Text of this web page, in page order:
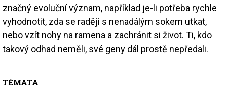
značný evoluční význam, například je-li potřeba rychle
vyhodnotit, zda se raději s nenadálým sokem utkat,
nebo vzít nohy na ramena a zachránit si život. Ti, kdo
takový odhad neměli, své geny dál prostě nepředali.
TÉMATA